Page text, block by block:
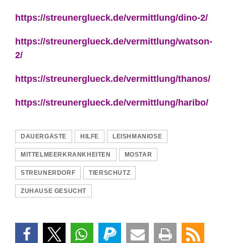
https://streunerglueck.de/vermittlung/dino-2/
https://streunerglueck.de/vermittlung/watson-
2/
https://streunerglueck.de/vermittlung/thanos/
https://streunerglueck.de/vermittlung/haribo/
DAUERGÄSTE HILFE LEISHMANIOSE
MITTELMEERKRANKHEITEN MOSTAR
STREUNERDORF TIERSCHUTZ
ZUHAUSE GESUCHT